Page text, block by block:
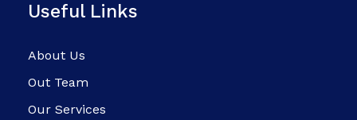
Useful Links
About Us
Out Team
Our Services